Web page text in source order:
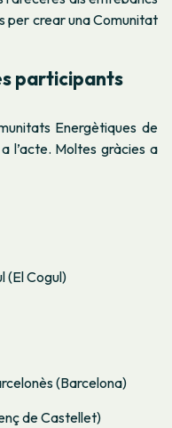
per crear una Comunitat
participants
Energètiques de
l’acte. Moltes gràcies a
(El Cogul)
(Barcelona)
de Castellet)